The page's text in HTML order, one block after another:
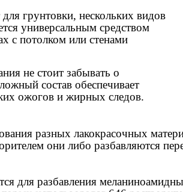
грунтовки, нескольких видов
универсальным средством
с потолком или стенами
не стоит забывать о
состав обеспечивает
ожогов и жирных следов.
разных лакокрасочных
они либо разбавляются
для разбавления